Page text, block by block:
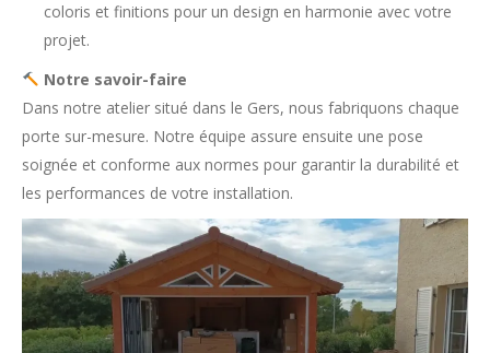
coloris et finitions pour un design en harmonie avec votre
projet.
Notre savoir-faire
Dans notre atelier situé dans le Gers, nous fabriquons chaque
porte sur-mesure. Notre équipe assure ensuite une pose
soignée et conforme aux normes pour garantir la durabilité et
les performances de votre installation.